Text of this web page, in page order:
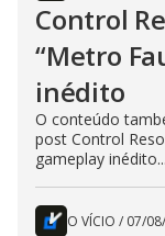
Control
“Metro
inédito
O conteúdo
post Control
gameplay inédito...
O VÍCIO / 07/